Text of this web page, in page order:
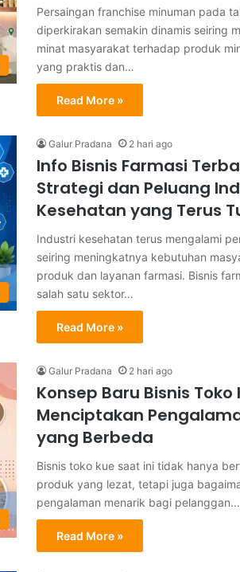
Persaingan franchise minuman pada
diperkirakan semakin dinamis seiring
minat masyarakat terhadap produk
yang praktis dan…
Read More »
Galur Pradana 2 hari ago
Info Bisnis Farmasi
Strategi dan Peluang
Kesehatan yang Terus
Industri kesehatan terus mengalami
seiring meningkatnya kebutuhan
produk dan layanan farmasi. Bisnis
salah satu sektor…
Read More »
Galur Pradana 2 hari ago
Konsep Baru Bisnis
Menciptakan
yang Berbeda
Bisnis toko kue saat ini tidak hanya
produk yang lezat, tetapi juga
pengalaman menarik bagi
Read More »